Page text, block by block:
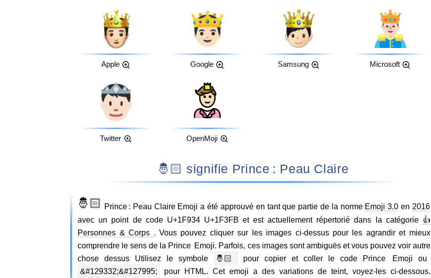
Apple Google Samsung Microsoft
Twitter OpenMoji
🤴🏻 signifie Prince : Peau Claire
🤴🏻 Prince : Peau Claire Emoji a été approuvé en tant que partie de la norme Emoji 3.0 en 2016
avec un point de code U+1F934 U+1F3FB et est actuellement répertorié dans la catégorie 👍
Personnes & Corps . Vous pouvez cliquer sur les images ci-dessus pour les agrandir et mieux
comprendre le sens de la Prince Emoji. Parfois, ces images sont ambiguës et vous pouvez voir autre
chose dessus Utilisez le symbole
🤴🏻
pour copier et coller le code Prince Emoji ou
&#129332;&#127995;
pour HTML. Cet emoji a des variations de teint, voyez-les ci-dessous.